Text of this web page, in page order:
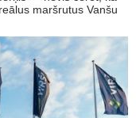
maršrutus Vanšu